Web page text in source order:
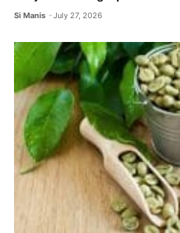
Si Manis July 27, 2026